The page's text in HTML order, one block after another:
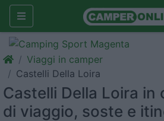
Viaggi in camper
Castelli Della Loira
Castelli Della Loira in
di viaggio, soste e